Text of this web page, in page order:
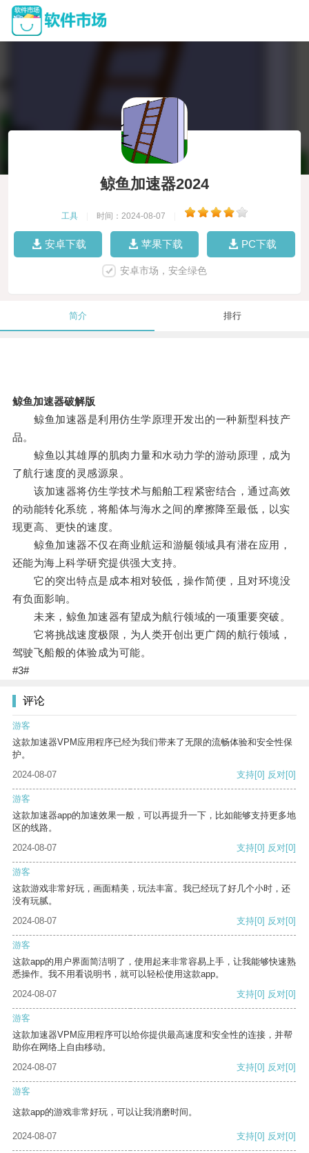
鲸鱼加速器2024
工具 时间：2024-08-07
安卓下载 苹果下载 PC下载
安卓市场，安全绿色
简介 排行
鲸鱼加速器破解版
鲸鱼加速器是利用仿生学原理开发出的一种新型科技产
品。
鲸鱼以其雄厚的肌肉力量和水动力学的游动原理，成为
了航行速度的灵感源泉。
该加速器将仿生学技术与船舶工程紧密结合，通过高效
的动能转化系统，将船体与海水之间的摩擦降至最低，以实
现更高、更快的速度。
鲸鱼加速器不仅在商业航运和游艇领域具有潜在应用，
还能为海上科学研究提供强大支持。
它的突出特点是成本相对较低，操作简便，且对环境没
有负面影响。
未来，鲸鱼加速器有望成为航行领域的一项重要突破。
它将挑战速度极限，为人类开创出更广阔的航行领域，
驾驶飞船般的体验成为可能。
#3#
评论
游客
这款加速器VPM应用程序已经为我们带来了无限的流畅体验和安全性保
护。
2024-08-07
支持[0] 反对[0]
游客
这款加速器app的加速效果一般，可以再提升一下，比如能够支持更多地
区的线路。
2024-08-07
支持[0] 反对[0]
游客
这款游戏非常好玩，画面精美，玩法丰富。我已经玩了好几个小时，还
没有玩腻。
2024-08-07
支持[0] 反对[0]
游客
这款app的用户界面简洁明了，使用起来非常容易上手，让我能够快速熟
悉操作。我不用看说明书，就可以轻松使用这款app。
2024-08-07
支持[0] 反对[0]
游客
这款加速器VPM应用程序可以给你提供最高速度和安全性的连接，并帮
助你在网络上自由移动。
2024-08-07
支持[0] 反对[0]
游客
这款app的游戏非常好玩，可以让我消磨时间。
2024-08-07 支持[0] 反对[0]